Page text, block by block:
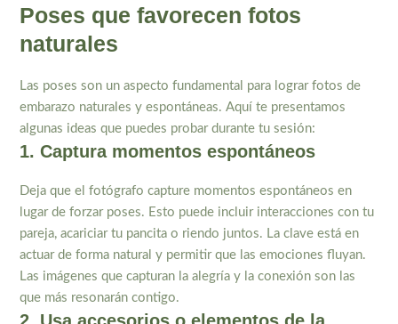
Poses que favorecen fotos
naturales
Las poses son un aspecto fundamental para lograr fotos de
embarazo naturales y espontáneas. Aquí te presentamos
algunas ideas que puedes probar durante tu sesión:
1. Captura momentos espontáneos
Deja que el fotógrafo capture momentos espontáneos en
lugar de forzar poses. Esto puede incluir interacciones con tu
pareja, acariciar tu pancita o riendo juntos. La clave está en
actuar de forma natural y permitir que las emociones fluyan.
Las imágenes que capturan la alegría y la conexión son las
que más resonarán contigo.